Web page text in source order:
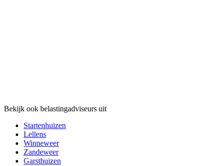
Bekijk ook belastingadviseurs uit
Startenhuizen
Lellens
Winneweer
Zandeweer
Garsthuizen